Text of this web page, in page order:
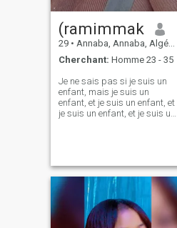
(ramimmak
29 • Annaba, Annaba, Algérie
Cherchant: Homme 23 - 35
Je ne sais pas si je suis un
enfant, mais je suis un
enfant, et je suis un enfant, et
je suis un enfant, et je suis un
enfant, et je suis un enfant